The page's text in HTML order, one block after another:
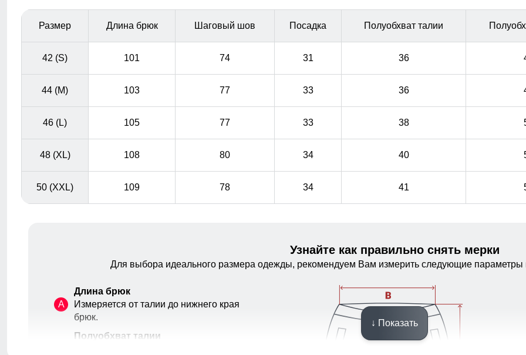
Съемная спинка позволяет снять бретели при
необходимости. Полукомбинезон легко превратится в
Съемная спинка позволяет снять бретели при
Расширитель штанин на молнии и
снегозащитные гамаши с эластичной
Размер Длина брюк Шаговый шов Посадка Полуобхват талии
42 (S) 101 74 31 36
44 (M) 103 77 33 36
46 (L) 105 77 33 38
48 (XL) 108 80 34 40
50 (XXL) 109 78 34 41
Узнайте как правильно снять мерки
Для выбора идеального размера одежды, рекомендуем Вам измерить следующие
A
Длина брюк
Измеряется от талии до нижнего края
брюк.
Полуобхват талии
↓ Показать